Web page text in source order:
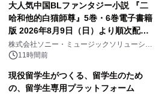
大人気中国BLファンタジー小説 『二
哈和他的白猫師尊』5巻・6巻電子書籍
版 2026年8月9日（日）より順次配信
開始
株式会社ソニー・ミュージックソリューショ
ンズ11時間前
現役留学生がつくる、留学生のため
の、留学生専用プラットフォーム